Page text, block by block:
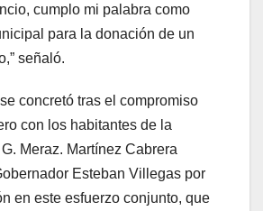
cumplo mi palabra como
para la donación de un
señaló.
concretó tras el compromiso
con los habitantes de la
Meraz. Martínez Cabrera
Esteban Villegas por
en este esfuerzo conjunto, que